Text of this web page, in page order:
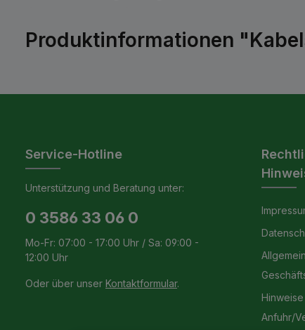
Produktinformationen
Service-Hotline
Unterstützung und Beratung unter:
0 3586 33 06 0
Mo-Fr: 07:00 - 17:00 Uhr / Sa: 09:00 -
12:00 Uhr
Oder über unser Kontaktformular.
Anfuhr/